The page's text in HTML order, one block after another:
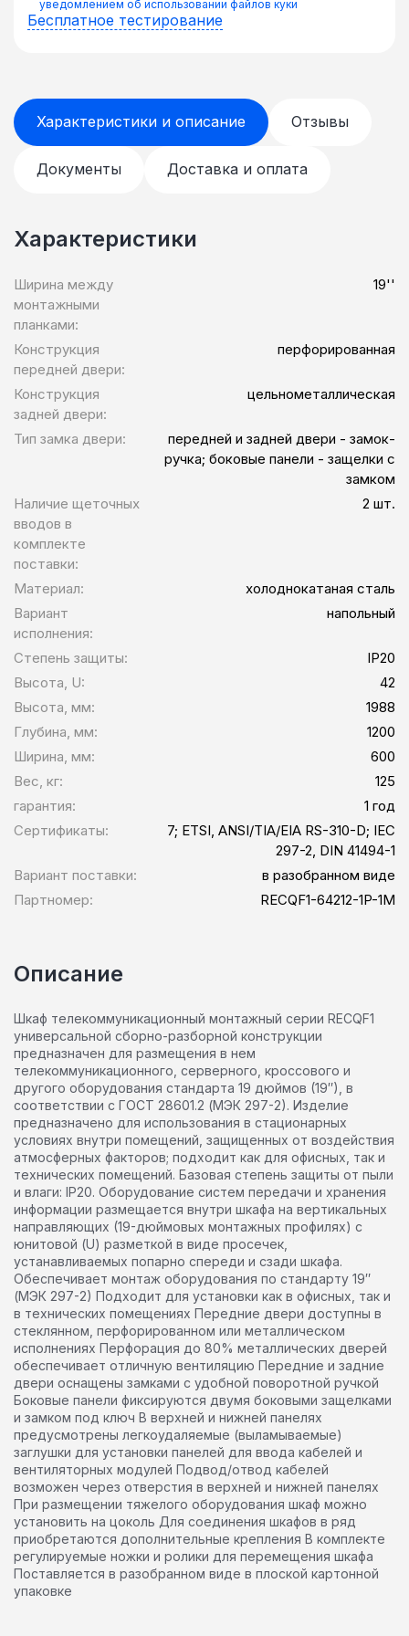
уведомлением об использовании файлов куки
Бесплатное тестирование
Характеристики и описание Отзывы
Документы Доставка и оплата
Характеристики
Ширина между
монтажными
планками:
19''
Конструкция
передней двери:
перфорированная
Конструкция
задней двери:
цельнометаллическая
Тип замка двери:
передней и задней двери - замок-
ручка; боковые панели - защелки с
замком
Наличие щеточных
вводов в
комплекте
поставки:
2 шт.
Материал:
холоднокатаная сталь
Вариант
исполнения:
напольный
Степень защиты:
IP20
Высота, U:
42
Высота, мм:
1988
Глубина, мм:
1200
Ширина, мм:
600
Вес, кг:
125
гарантия:
1 год
Сертификаты:
7; ETSI, ANSI/TIA/EIA RS-310-D; IEC
297-2, DIN 41494-1
Вариант поставки:
в разобранном виде
Партномер:
RECQF1-64212-1P-1M
Описание
Шкаф телекоммуникационный монтажный серии RECQF1
универсальной сборно-разборной конструкции
предназначен для размещения в нем
телекоммуникационного, серверного, кроссового и
другого оборудования стандарта 19 дюймов (19″), в
соответствии с ГОСТ 28601.2 (МЭК 297-2). Изделие
предназначено для использования в стационарных
условиях внутри помещений, защищенных от воздействия
атмосферных факторов; подходит как для офисных, так и
технических помещений. Базовая степень защиты от пыли
и влаги: IP20. Оборудование систем передачи и хранения
информации размещается внутри шкафа на вертикальных
направляющих (19-дюймовых монтажных профилях) с
юнитовой (U) разметкой в виде просечек,
устанавливаемых попарно спереди и сзади шкафа.
Обеспечивает монтаж оборудования по стандарту 19″
(МЭК 297-2) Подходит для установки как в офисных, так и
в технических помещениях Передние двери доступны в
стеклянном, перфорированном или металлическом
исполнениях Перфорация до 80% металлических дверей
обеспечивает отличную вентиляцию Передние и задние
двери оснащены замками с удобной поворотной ручкой
Боковые панели фиксируются двумя боковыми защелками
и замком под ключ В верхней и нижней панелях
предусмотрены легкоудаляемые (выламываемые)
заглушки для установки панелей для ввода кабелей и
вентиляторных модулей Подвод/отвод кабелей
возможен через отверстия в верхней и нижней панелях
При размещении тяжелого оборудования шкаф можно
установить на цоколь Для соединения шкафов в ряд
приобретаются дополнительные крепления В комплекте
регулируемые ножки и ролики для перемещения шкафа
Поставляется в разобранном виде в плоской картонной
упаковке